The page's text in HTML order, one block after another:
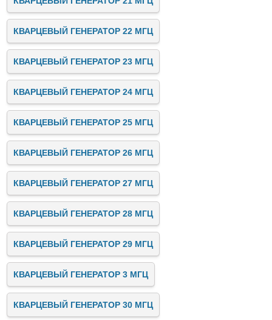
КВАРЦЕВЫЙ ГЕНЕРАТОР 22 МГЦ
КВАРЦЕВЫЙ ГЕНЕРАТОР 23 МГЦ
КВАРЦЕВЫЙ ГЕНЕРАТОР 24 МГЦ
КВАРЦЕВЫЙ ГЕНЕРАТОР 25 МГЦ
КВАРЦЕВЫЙ ГЕНЕРАТОР 26 МГЦ
КВАРЦЕВЫЙ ГЕНЕРАТОР 27 МГЦ
КВАРЦЕВЫЙ ГЕНЕРАТОР 28 МГЦ
КВАРЦЕВЫЙ ГЕНЕРАТОР 29 МГЦ
КВАРЦЕВЫЙ ГЕНЕРАТОР 3 МГЦ
КВАРЦЕВЫЙ ГЕНЕРАТОР 30 МГЦ